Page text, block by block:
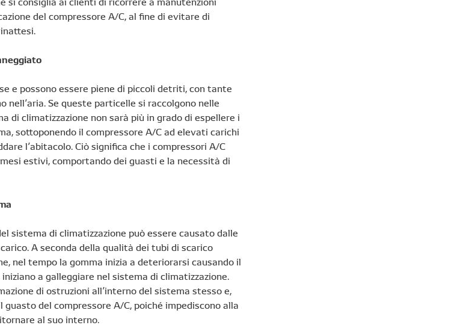
del compressore A/C, al fine di evitare di
e possono essere piene di piccoli detriti, con tante
Se queste particelle si raccolgono nelle
di climatizzazione non sarà più in grado di espellere i
sottoponendo il compressore A/C ad elevati carichi
l’abitacolo. Ciò significa che i compressori A/C
estivi, comportando dei guasti e la necessità di
sistema di climatizzazione può essere causato dalle
A seconda della qualità dei tubi di scarico
nel tempo la gomma inizia a deteriorarsi causando il
a galleggiare nel sistema di climatizzazione.
di ostruzioni all’interno del sistema stesso e,
del compressore A/C, poiché impediscono alla
al suo interno.